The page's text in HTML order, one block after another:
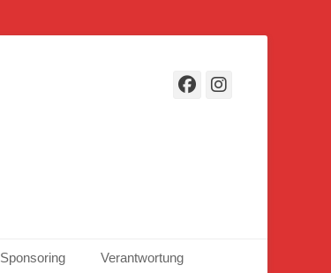
Facebook
Sponsoring
Verantwortung